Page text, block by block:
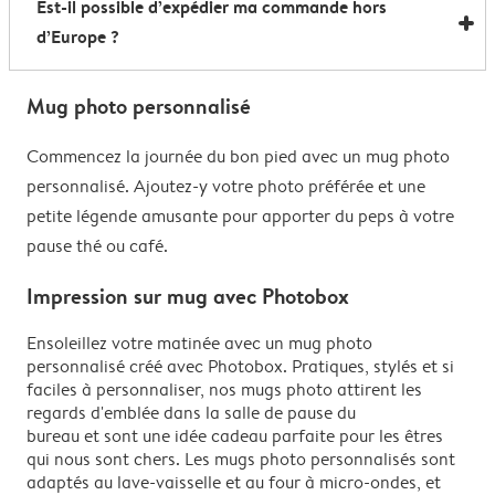
sans souci au micro-ondes et au lave-vaisselle. Seule
exception… nos mugs magiques à effet thermoréactif
qui préfèrent un lavage à la main pour préserver leur
effet surprise.
Est-il possible d’expédier ma commande hors
d’Europe ?
livraison dépendent de votre adresse et sont calculés
lors du processus de commande. Attention : ces frais
n’incluent pas les éventuels surcoûts appliqués par le
pays de destination, tels que les droits de douane, la
TVA à l’importation ou les frais de traitement
douanier. Ces frais supplémentaires restent à la
charge du destinataire. Pour savoir à l’avance si votre
nous vous conseillons de vous renseigner auprès du
service des douanes de votre pays.
Mug photo personnalisé
Commencez la journée du bon pied avec un mug photo
personnalisé. Ajoutez-y votre photo préférée et une
petite légende amusante pour apporter du peps à votre
pause thé ou café.
Impression sur mug avec Photobox
Ensoleillez votre matinée avec un mug photo
personnalisé créé avec Photobox. Pratiques, stylés et si
faciles à personnaliser, nos mugs photo attirent les
regards d'emblée dans la salle de pause du
bureau et sont une idée cadeau parfaite pour les êtres
qui nous sont chers. Les mugs photo personnalisés sont
adaptés au lave-vaisselle et au four à micro-ondes, et